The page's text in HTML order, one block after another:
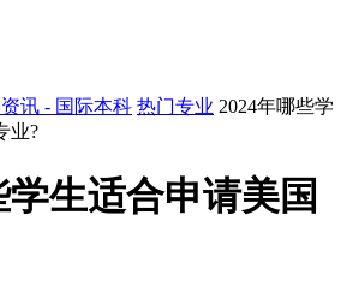
讯 - 国际本科 热门专业 2024年哪些学
业?
学生适合申请美国